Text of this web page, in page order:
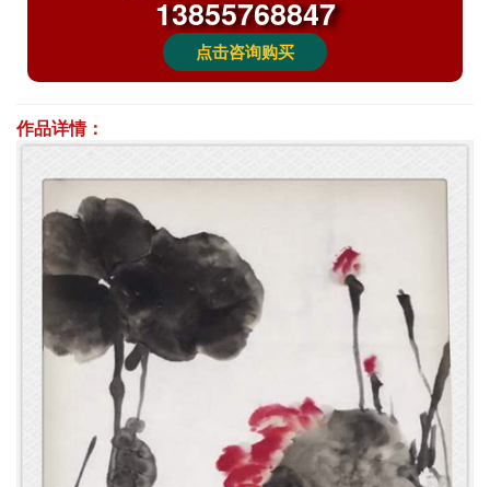
13855768847
点击咨询购买
作品详情：